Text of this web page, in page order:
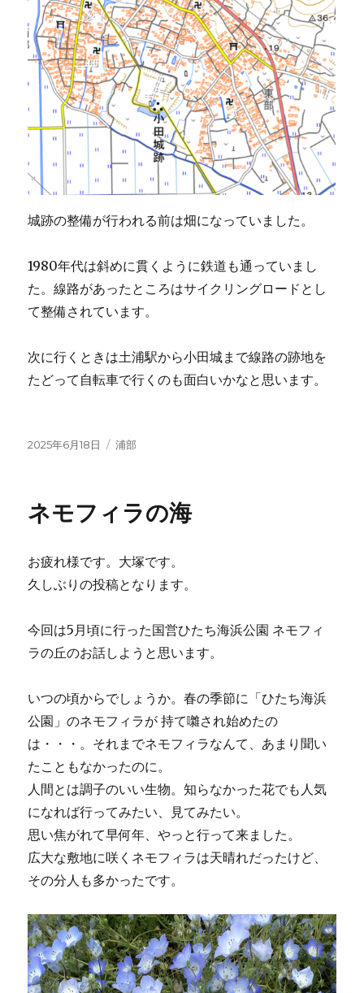
城跡の整備が行われる前は畑になっていました。
1980年代は斜めに貫くように鉄道も通っていまし
た。線路があったところはサイクリングロードとし
て整備されています。
次に行くときは土浦駅から小田城まで線路の跡地を
たどって自転車で行くのも面白いかなと思います。
投
2025年6月18日
カ
ー
浦部
ネモフィラの海
お疲れ様です。大塚です。
久しぶりの投稿となります。
今回は5月頃に行った国営ひたち海浜公園 ネモフィ
ラの丘のお話しようと思います。
いつの頃からでしょうか。春の季節に「ひたち海浜
公園」のネモフィラが 持て囃され始めたの
は・・・。それまでネモフィラなんて、あまり聞い
たこともなかったのに。
人間とは調子のいい生物。知らなかった花でも人気
になれば行ってみたい、見てみたい。
思い焦がれて早何年、やっと行って来ました。
広大な敷地に咲くネモフィラは天晴れだったけど、
その分人も多かったです。